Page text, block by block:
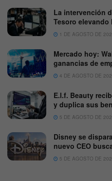
La intervención
Tesoro elevando
1 DE AGOSTO DE
Mercado hoy:
ganancias de
4 DE AGOSTO DE
E.l.f. Beauty
y duplica sus
5 DE AGOSTO DE
Disney se
nuevo CEO
5 DE AGOSTO DE